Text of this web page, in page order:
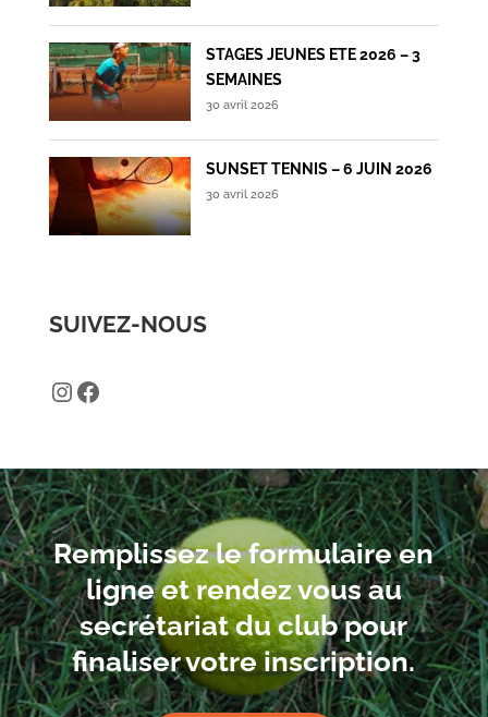
STAGES JEUNES ETE 2026 – 3
SEMAINES
30 avril 2026
SUNSET TENNIS – 6 JUIN 2026
30 avril 2026
SUIVEZ-NOUS
Instagram
Facebook
Remplissez le formulaire en
ligne et rendez vous au
secrétariat du club pour
finaliser votre inscription.